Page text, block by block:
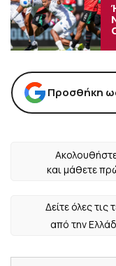
Προσθήκη
και μάθετε
Δείτε όλες τις
από την